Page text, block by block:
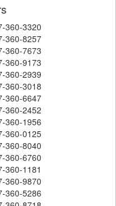
360-3320
360-8257
360-7673
360-9173
360-2939
360-3018
360-6647
360-2452
360-1956
360-0125
360-8040
360-6760
360-1181
360-9870
360-5286